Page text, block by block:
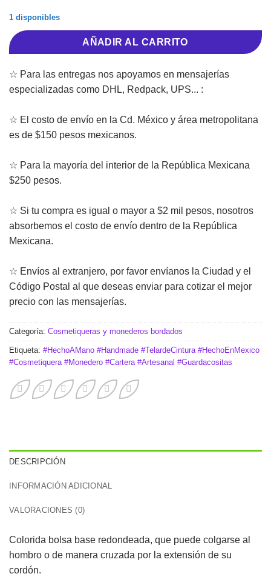
1 disponibles
AÑADIR AL CARRITO
☆ Para las entregas nos apoyamos en mensajerías
especializadas como DHL, Redpack, UPS... :
☆ El costo de envío en la Cd. México y área metropolitana
es de $150 pesos mexicanos.
☆ Para la mayoría del interior de la República Mexicana
$250 pesos.
☆ Si tu compra es igual o mayor a $2 mil pesos, nosotros
absorbemos el costo de envío dentro de la República
Mexicana.
☆ Envíos al extranjero, por favor envíanos la Ciudad y el
Código Postal al que deseas enviar para cotizar el mejor
precio con las mensajerías.
Categoría: Cosmetiqueras y monederos bordados
Etiqueta: #HechoAMano #Handmade #TelardeCintura #HechoEnMexico
#Cosmetiquera #Monedero #Cartera #Artesanal #Guardacositas
DESCRIPCIÓN
INFORMACIÓN ADICIONAL
VALORACIONES (0)
Colorida bolsa base redondeada, que puede colgarse al
hombro o de manera cruzada por la extensión de su
cordón.